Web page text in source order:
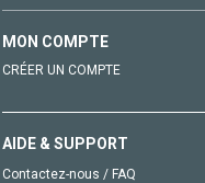
MON COMPTE
CRÉER UN COMPTE
AIDE & SUPPORT
Contactez-nous / FAQ